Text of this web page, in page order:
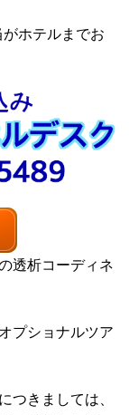
ホテルまでお
透析コーディネ
プショナルツア
つきましては、